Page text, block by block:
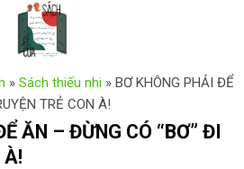
» Sách thiếu nhi » BƠ KHÔNG PHẢI ĐỂ
TRẺ CON À!
ĂN – ĐỪNG CÓ “BƠ” ĐI
À!